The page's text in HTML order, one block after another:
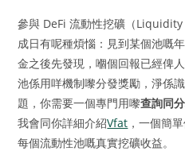
參與 DeFi 流動性挖礦（
成日有呢種煩惱：見到某個池嘅
金之後先發現，嗰個回報已經俾
池係用咩機制嚟分發獎勵，淨係
題，你需要一個專門用嚟查詢同
我會同你詳細介紹Vfat ，一個簡
每個流動性池嘅真實挖礦收益。